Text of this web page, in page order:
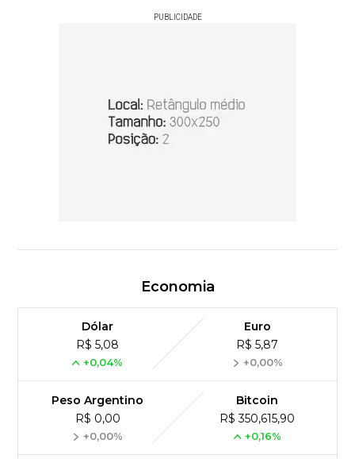
PUBLICIDADE
Economia
Dólar
R$ 5,08
+0,04%
Euro
R$ 5,87
+0,00%
Peso Argentino
R$ 0,00
+0,00%
Bitcoin
R$ 350,615,90
+0,16%